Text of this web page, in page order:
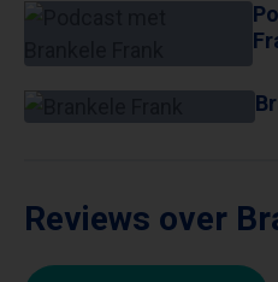
Reviews over